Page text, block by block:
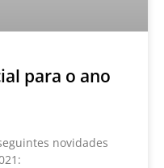
para o ano
novidades